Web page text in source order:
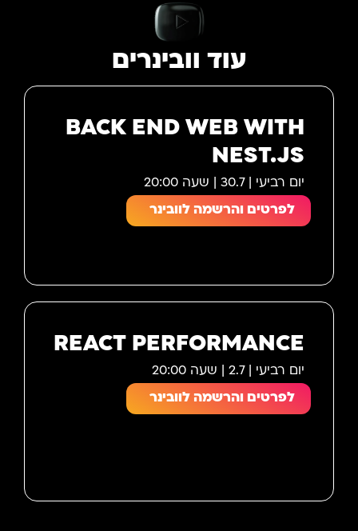
עוד וובינרים
BACK END WEB WITH
NEST.JS
יום רביעי | 30.7 | שעה 20:00
לפרטים והרשמה לוובינר
REACT PERFORMANCE
יום רביעי | 2.7 | שעה 20:00
לפרטים והרשמה לוובינר